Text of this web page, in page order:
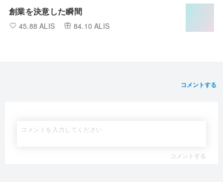
創業を決意した瞬間
45.88 ALIS 84.10 ALIS
コメントする
コメントする